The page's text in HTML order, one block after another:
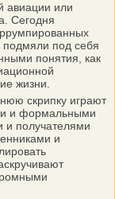
авиации или
Сегодня
под себя
понятия, как
жизни.
скрипку играют
и формальными
и получателями
и